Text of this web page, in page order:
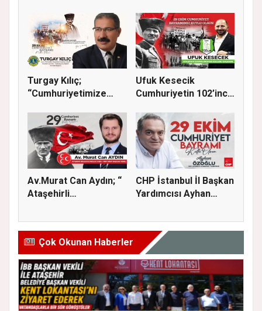
Turgay Kılıç;
“Cumhuriyetimize
Ufuk Kesecik
Cumhuriyetin 102’inci
Av.Murat Can Aydın; “
Ataşehirli
CHP İstanbul İl Başkan
Yardımcısı Ayhan
Çok Okunan Haberler